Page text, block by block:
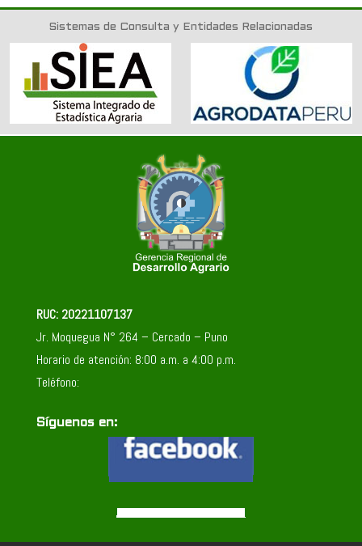
Sistemas de Consulta y Entidades Relacionadas
RUC: 20221107137
Jr. Moquegua N° 264 – Cercado – Puno
Horario de atención: 8:00 a.m. a 4:00 p.m.
Teléfono:
Síguenos en: